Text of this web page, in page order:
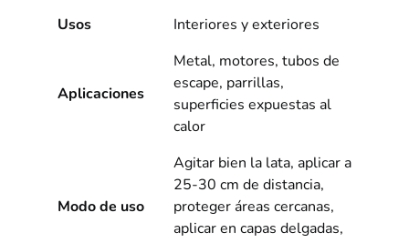
Usos
Interiores y exteriores
Aplicaciones
Metal, motores, tubos de
escape, parrillas,
superficies expuestas al
calor
Modo de uso
Agitar bien la lata, aplicar a
25-30 cm de distancia,
proteger áreas cercanas,
aplicar en capas delgadas,